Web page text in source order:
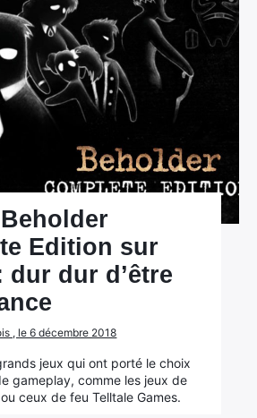
Edition sur
dur dur d’être
, le 6 décembre 2018
jeux qui ont porté le choix
gameplay, comme les jeux de
ceux de feu Telltale Games.